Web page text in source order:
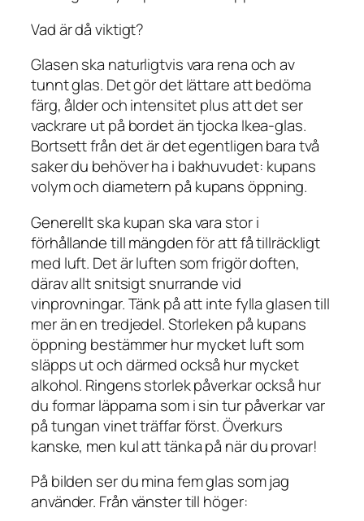
Vad är då viktigt?
Glasen ska naturligtvis vara rena och av
tunnt glas. Det gör det lättare att bedöma
färg, ålder och intensitet plus att det ser
vackrare ut på bordet än tjocka Ikea-glas.
Bortsett från det är det egentligen bara två
saker du behöver ha i bakhuvudet: kupans
volymoch diametern på kupans öppning.
Generellt ska kupan ska vara stor i
förhållande till mängden för att få tillräckligt
med luft. Det är luften som frigör doften,
därav allt snitsigt snurrande vid
vinprovningar. Tänk på att inte fylla glasen till
mer än en tredjedel. Storleken på kupans
öppning bestämmer hur mycket luft som
släpps ut och därmed också hur mycket
alkohol. Ringens storlek påverkar också hur
du formar läpparna som i sin tur påverkar var
på tungan vinet träffar först. Överkurs
kanske, men kul att tänka på när du provar!
På bilden ser du mina fem glas som jag
använder. Från vänster till höger: